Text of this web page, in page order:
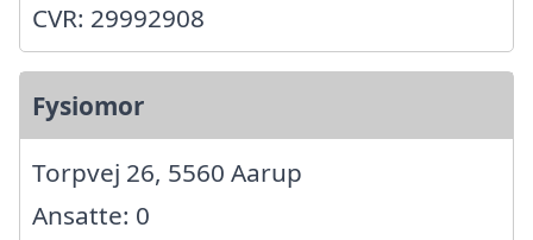
CVR: 29992908
Fysiomor
Torpvej 26, 5560 Aarup
Ansatte: 0